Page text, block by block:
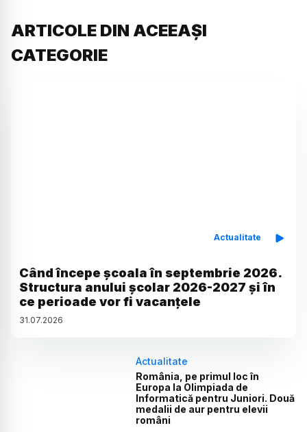
ARTICOLE DIN ACEEAȘI
CATEGORIE
Actualitate
Când începe școala în septembrie 2026.
Structura anului școlar 2026-2027 și în
ce perioade vor fi vacanțele
31.07.2026
Actualitate
România, pe primul loc în
Europa la Olimpiada de
Informatică pentru Juniori. Două
medalii de aur pentru elevii
români